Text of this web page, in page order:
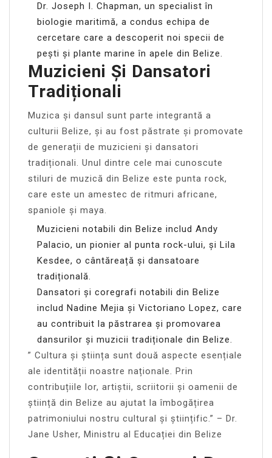
Dr. Joseph I. Chapman, un specialist în
biologie maritimă, a condus echipa de
cercetare care a descoperit noi specii de
pești și plante marine în apele din Belize.
Muzicieni Și Dansatori
Tradiționali
Muzica și dansul sunt parte integrantă a
culturii Belize, și au fost păstrate și promovate
de generații de muzicieni și dansatori
tradiționali. Unul dintre cele mai cunoscute
stiluri de muzică din Belize este punta rock,
care este un amestec de ritmuri africane,
spaniole și maya.
Muzicieni notabili din Belize includ Andy
Palacio, un pionier al punta rock-ului, și Lila
Kesdee, o cântăreață și dansatoare
tradițională.
Dansatori și coregrafi notabili din Belize
includ Nadine Mejia și Victoriano Lopez, care
au contribuit la păstrarea și promovarea
dansurilor și muzicii tradiționale din Belize.
” Cultura și știința sunt două aspecte esențiale
ale identității noastre naționale. Prin
contribuțiile lor, artiștii, scriitorii și oamenii de
știință din Belize au ajutat la îmbogățirea
patrimoniului nostru cultural și științific.” – Dr.
Jane Usher, Ministru al Educației din Belize